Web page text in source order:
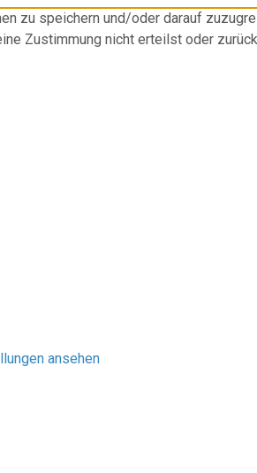
zu speichern und/oder darauf
Zustimmung nicht erteilst oder
ansehen